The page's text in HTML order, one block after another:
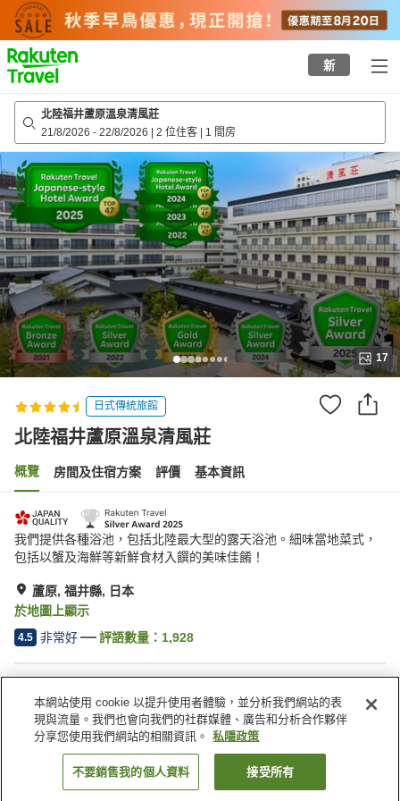
to
top
page
新
北陸福井蘆原溫泉清風莊
21/8/2026 - 22/8/2026 | 2 位住客 | 1 間房
17
日式傳統旅館
北陸福井蘆原溫泉清風莊
概覽 房間及住宿方案 評價 基本資訊
我們提供各種浴池，包括北陸最大型的露天浴池。細味當地菜式，
包括以蟹及海鮮等新鮮食材入饌的美味佳餚！
蘆原, 福井縣, 日本
於地圖上顯示
4.5 非常好 評語數量： 1,928
停車場
桑拿
水療/美容院
餐廳
日本 福井縣 蘆原 北陸福井蘆原溫泉清風莊
找客房
本網站使用 cookie 以提升使用者體驗，並分析我們網站的表
現與流量。我們也會向我們的社群媒體、廣告和分析合作夥伴
分享您使用我們網站的相關資訊。
私隱政策
不要銷售我的個人資料 接受所有